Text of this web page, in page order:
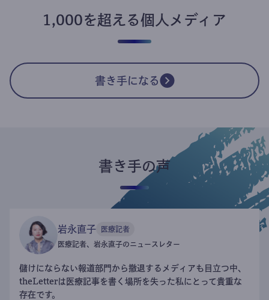
1,000を超える個人メディア
書き手になる
書き手の声
岩永直子 医療記者
医療記者、岩永直子のニュースレター
儲けにならない報道部門から撤退するメディアも目立つ中、
theLetterは医療記事を書く場所を失った私にとって貴重な
存在です。